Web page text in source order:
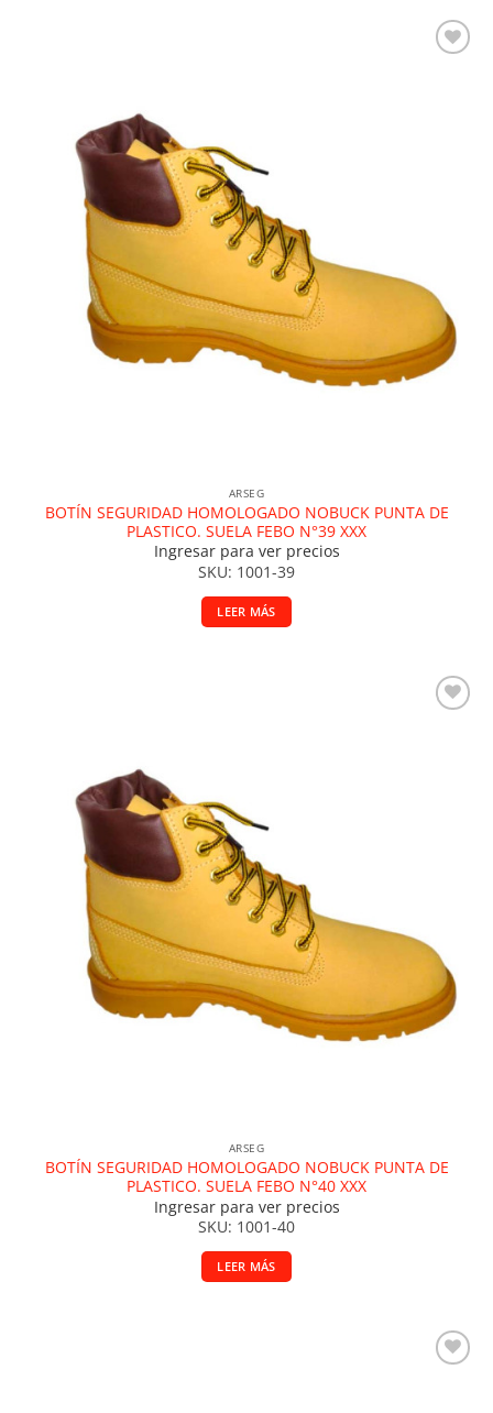
ARSEG
BOTÍN SEGURIDAD HOMOLOGADO NOBUCK PUNTA DE
PLASTICO. SUELA FEBO N°39 XXX
Ingresar para ver precios
SKU: 1001-39
LEER MÁS
ARSEG
BOTÍN SEGURIDAD HOMOLOGADO NOBUCK PUNTA DE
PLASTICO. SUELA FEBO N°40 XXX
Ingresar para ver precios
SKU: 1001-40
LEER MÁS